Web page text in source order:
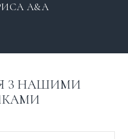
A&A
З НАШИМИ